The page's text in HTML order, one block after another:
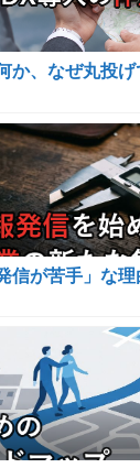
か、なぜ丸投
信が苦手」な